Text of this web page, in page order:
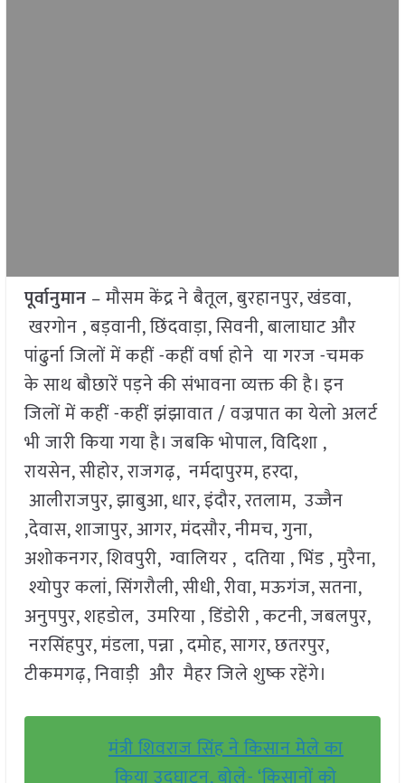
पूर्वानुमान – मौसम केंद्र ने बैतूल, बुरहानपुर, खंडवा,
खरगोन , बड़वानी, छिंदवाड़ा, सिवनी, बालाघाट और
पांढुर्ना जिलों में कहीं -कहीं वर्षा होने या गरज -चमक
के साथ बौछारें पड़ने की संभावना व्यक्त की है। इन
जिलों में कहीं -कहीं झंझावात / वज्रपात का येलो अलर्ट
भी जारी किया गया है। जबकि भोपाल, विदिशा ,
रायसेन, सीहोर, राजगढ़, नर्मदापुरम, हरदा,
आलीराजपुर, झाबुआ, धार, इंदौर, रतलाम, उज्जैन
,देवास, शाजापुर, आगर, मंदसौर, नीमच, गुना,
अशोकनगर, शिवपुरी, ग्वालियर , दतिया , भिंड , मुरैना,
श्योपुर कलां, सिंगरौली, सीधी, रीवा, मऊगंज, सतना,
अनुपपुर, शहडोल, उमरिया , डिंडोरी , कटनी, जबलपुर,
नरसिंहपुर, मंडला, पन्ना , दमोह, सागर, छतरपुर,
टीकमगढ़, निवाड़ी और मैहर जिले शुष्क रहेंगे।
मंत्री शिवराज सिंह ने किसान मेले का